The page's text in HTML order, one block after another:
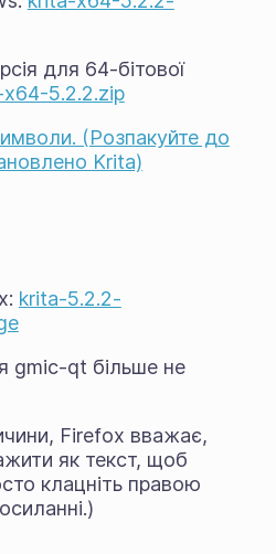
для 64-бітової
5.2.2.zip
(Розпакуйте до
Krita)
krita-5.2.2-
gmic-qt більше не
Firefox вважає,
як текст, щоб
клацніть правою